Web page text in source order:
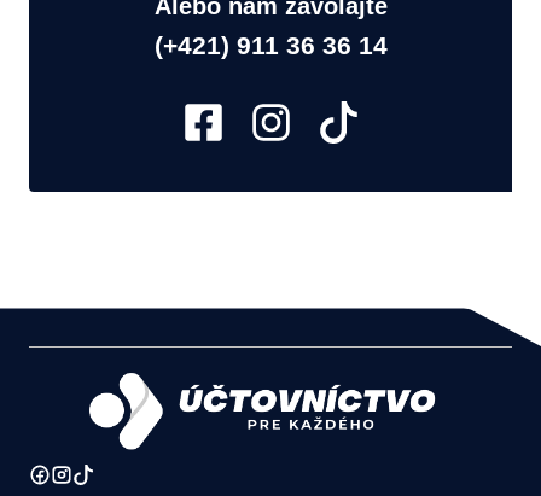
Alebo nám zavolajte
(+421) 911 36 36 14